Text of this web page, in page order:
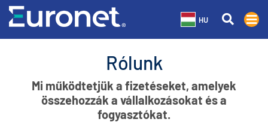
HU
Rólunk
Mi működtetjük a fizetéseket, amelyek
összehozzák a vállalkozásokat és a
fogyasztókat.